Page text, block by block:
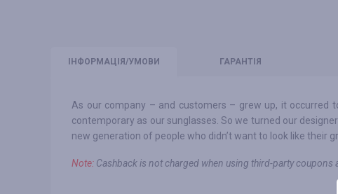
ІНФО РМАЦІЯ/УМОВИ ГАРАНТІЯ
As our company – and customers – grew up, it occurred
contemporary as our sunglasses. So we turned our
new generation of people who didn’t want to look like their
Note: Сashback is not charged when using third-party coupons